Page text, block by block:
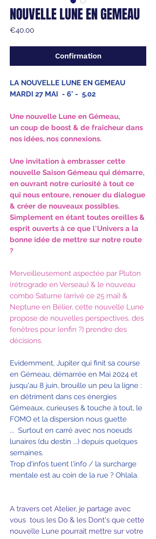
NOUVELLE LUNE EN GEMEAU
€40.00Price
Confirmation
LA NOUVELLE LUNE EN GEMEAU
MARDI 27 MAI - 6° - 5.02
Une nouvelle Lune en Gémeau,
un coup de boost & de fraîcheur dans
nos idées, nos connexions.
Une invitation à embrasser cette
nouvelle Saison Gémeau qui démarre,
en ouvrant notre curiosité à tout ce
qui nous entoure, renouer du dialogue
& créer de nouveaux possibles.
Simplement en étant toutes oreilles &
esprit ouverts à ce que l'Univers a la
bonne idée de mettre sur notre route
?
Merveilleusement aspectée par Pluton
(rétrograde en Verseau) & le nouveau
combo Saturne (arrivé ce 25 mai) &
Neptune en Bélier, cette nouvelle Lune
propose de nouvelles perspectives, des
fenêtres pour (enfin ?) prendre des
décisions.
Evidemment, Jupiter qui finit sa course
en Gémeau, démarrée en Mai 2024 et
jusqu'au 8 juin, brouille un peu la ligne :
en détriment dans ces énergies
Gémeaux, curieuses & touche à tout, le
FOMO et la dispersion nous guette
... Surtout en carré avec nos noeuds
lunaires (du destin ...) depuis quelques
semaines.
Trop d'infos tuent l'info / la surcharge
mentale est au coin de la rue ? Ohlala.
A travers cet Atelier, je partage avec
vous tous les Do & les Dont's que cette
nouvelle Lune pourrait mettre sur votre